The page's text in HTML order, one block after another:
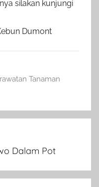
silakan kunjungi
Dumont
Tanaman
Dalam Pot